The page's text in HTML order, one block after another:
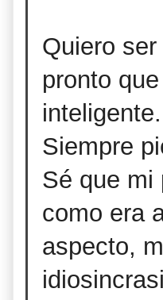
Quiero
pronto
Siempre
Sé que mi
como era
aspecto,